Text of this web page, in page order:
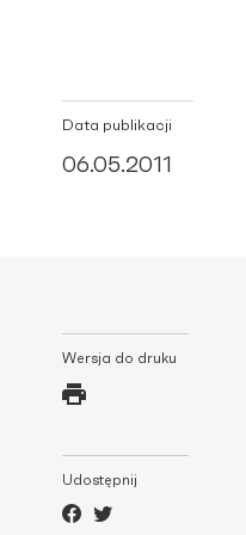
Data publikacji
06.05.2011
Wersja do druku
Udostępnij